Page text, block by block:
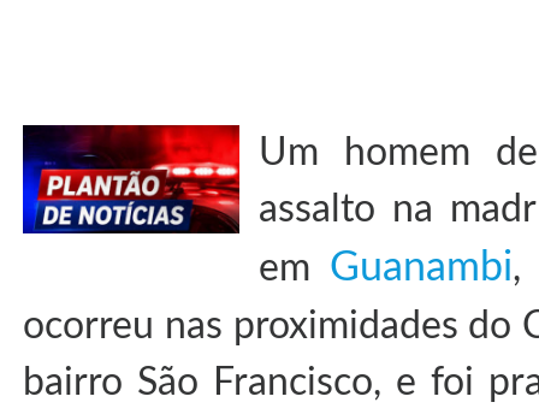
Um homem
assalto na
em Guanambi,
ocorreu nas proximidades do
bairro São Francisco, e foi